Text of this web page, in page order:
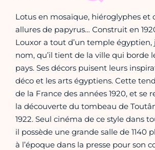
Lotus en mosaïque, hiéroglyphes et
allures de papyrus… Construit en
Louxor a tout d’un temple égyptien,
nom, qu’il tient de la ville qui borde
pays. Ses décors puisent leurs
déco et les arts égyptiens. Cette
de la France des années 1920, et se
la découverte du tombeau de
1922. Seul cinéma de ce style dans
il possède une grande salle de 1140
à l’époque dans la presse pour son